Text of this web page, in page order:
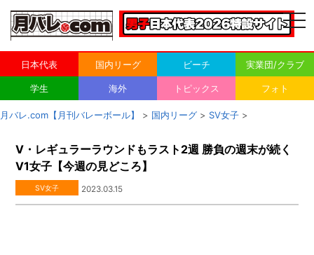
日本代表 国内リーグ ビーチ 実業団/クラブ
学生 海外 トピックス フォト
月バレ.com【月刊バレーボール】 > 国内リーグ > SV女子 >
V・レギュラーラウンドもラスト2週 勝負の週末が続く
V1女子【今週の見どころ】
SV女子 2023.03.15